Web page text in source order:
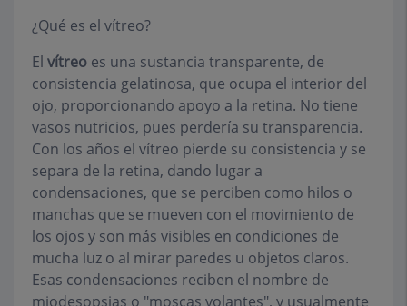
¿Qué es el vítreo?
El vítreo es una sustancia transparente, de
consistencia gelatinosa, que ocupa el interior del
ojo, proporcionando apoyo a la retina. No tiene
vasos nutricios, pues perdería su transparencia.
Con los años el vítreo pierde su consistencia y se
separa de la retina, dando lugar a
condensaciones, que se perciben como hilos o
manchas que se mueven con el movimiento de
los ojos y son más visibles en condiciones de
mucha luz o al mirar paredes u objetos claros.
Esas condensaciones reciben el nombre de
miodesopsias o "moscas volantes", y usualmente